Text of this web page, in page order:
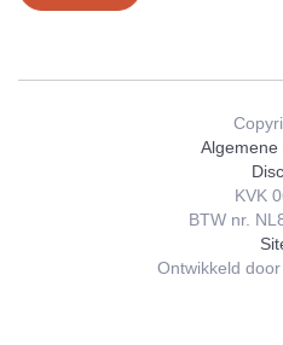
Algemene
KVK
BTW nr.
Ontwikkeld